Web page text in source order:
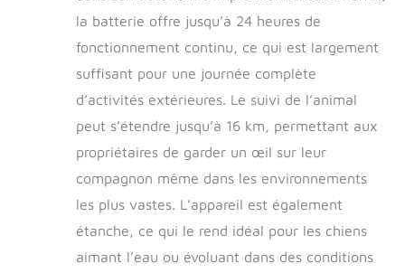
la batterie offre jusqu’à 24 heures de
fonctionnement continu, ce qui est largement
suffisant pour une journée complète
d’activités extérieures. Le suivi de l’animal
peut s’étendre jusqu’à 16 km, permettant aux
propriétaires de garder un œil sur leur
compagnon même dans les environnements
les plus vastes. L’appareil est également
étanche, ce qui le rend idéal pour les chiens
aimant l’eau ou évoluant dans des conditions